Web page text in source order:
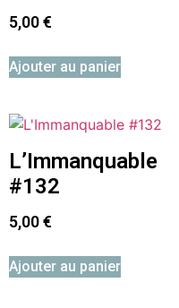
5,00€
Ajouter au panier
L’Immanquable
#132
5,00€
Ajouter au panier